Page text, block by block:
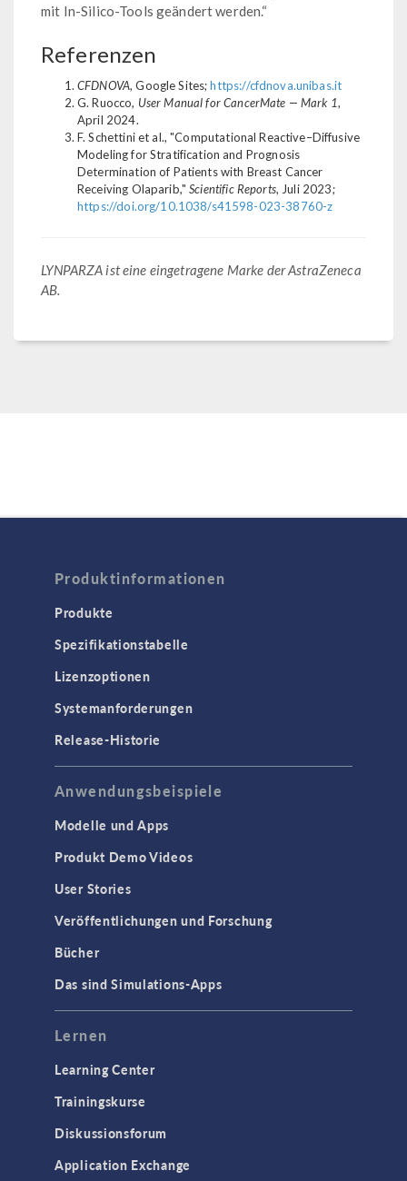
mit In-Silico-Tools geändert werden.“
Referenzen
CFDNOVA, Google Sites;https://cfdnova.unibas.it
G. Ruocco, User Manual for CancerMate — Mark 1,
April 2024.
F. Schettini et al., "Computational Reactive–Diffusive
Modeling for Stratification and Prognosis
Determination of Patients with Breast Cancer
Receiving Olaparib,"Scientific Reports, Juli 2023;
https://doi.org/10.1038/s41598-023-38760-z
LYNPARZA ist eine eingetragene Marke der AstraZeneca
AB.
Produktinformationen
Produkte
Spezifikationstabelle
Lizenzoptionen
Systemanforderungen
Release-Historie
Anwendungsbeispiele
Modelle und Apps
Produkt Demo Videos
User Stories
Veröffentlichungen und Forschung
Bücher
Das sind Simulations-Apps
Lernen
Learning Center
Trainingskurse
Diskussionsforum
Application Exchange